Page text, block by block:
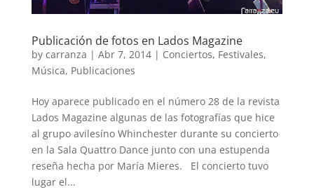
Publicación de fotos en Lados Magazine
by carranza | Abr 7, 2014| Conciertos, Festivales,
Música, Publicaciones
Hoy aparece publicado en el número 28 de la revista
Lados Magazine algunas de las fotografías que hice
al grupo avilesíno Whinchester durante su concierto
en la Sala Quattro Dance junto con una estupenda
reseña hecha por María Mieres. El concierto tuvo
lugar el...